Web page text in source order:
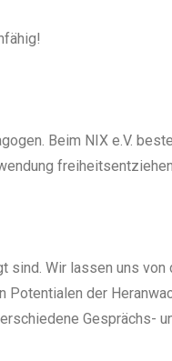
Beim NIX e.V.
Wir lassen uns von
der
Gesprächs-